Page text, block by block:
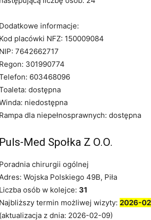
Dodatkowe informacje:
Kod placówki NFZ: 150009084
NIP: 7642662717
Regon: 301990774
603468096
dostępna
niedostępna
Rampa dla niepełnosprawnych: dostępna
Puls-Med Społka Z O.O.
Poradnia chirurgii ogólnej
Adres: Wojska Polskiego 49B, Piła
Liczba osób w kolejce: 31
Najbliższy termin możliwej wizyty: 2026-
(aktualizacja z dnia: 2026-02-09)